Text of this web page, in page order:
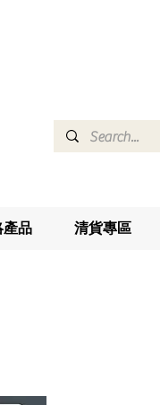
產品 清貨專區